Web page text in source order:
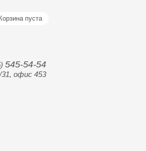
Корзина пуста
545-54-54
офис 453